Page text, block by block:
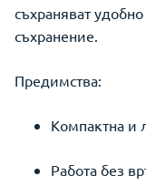
съхраняват
съхранение.
Предимства:
Компактна и
Работа без